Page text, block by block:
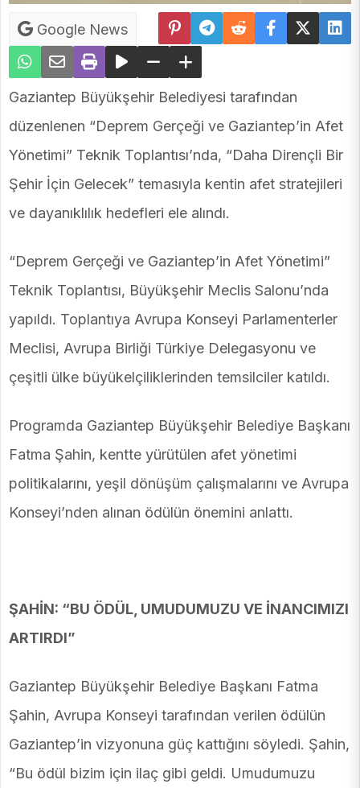
Google News
Gaziantep Büyükşehir Belediyesi tarafından
düzenlenen “Deprem Gerçeği ve Gaziantep’in Afet
Yönetimi” Teknik Toplantısı’nda, “Daha Dirençli Bir
Şehir İçin Gelecek” temasıyla kentin afet stratejileri
ve dayanıklılık hedefleri ele alındı.
“Deprem Gerçeği ve Gaziantep’in Afet Yönetimi”
Teknik Toplantısı, Büyükşehir Meclis Salonu’nda
yapıldı. Toplantıya Avrupa Konseyi Parlamenterler
Meclisi, Avrupa Birliği Türkiye Delegasyonu ve
çeşitli ülke büyükelçiliklerinden temsilciler katıldı.
Programda Gaziantep Büyükşehir Belediye Başkanı
Fatma Şahin, kentte yürütülen afet yönetimi
politikalarını, yeşil dönüşüm çalışmalarını ve Avrupa
Konseyi’nden alınan ödülün önemini anlattı.
ŞAHİN: “BU ÖDÜL, UMUDUMUZU VE İNANCIMIZI
ARTIRDI”
Gaziantep Büyükşehir Belediye Başkanı Fatma
Şahin, Avrupa Konseyi tarafından verilen ödülün
Gaziantep’in vizyonuna güç kattığını söyledi. Şahin,
“Bu ödül bizim için ilaç gibi geldi. Umudumuzu